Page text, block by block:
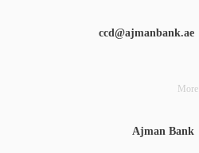
ccd@ajmanbank.ae
More
Ajman Bank